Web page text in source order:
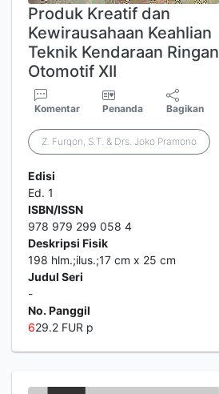
Produk Kreatif dan
Kewirausahaan Keahlian
Teknik Kendaraan Ringan
Otomotif XII
Komentar Penanda Bagikan
Z. Furqon, S.T. & Drs. Joko Pramono
Edisi
Ed. 1
ISBN/ISSN
978 979 299 058 4
Deskripsi Fisik
198 hlm.;ilus.;17 cm x 25 cm
Judul Seri
-
No. Panggil
629.2 FUR p